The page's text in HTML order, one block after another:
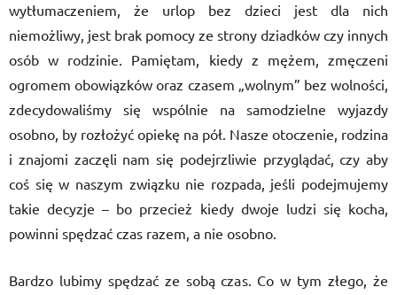
wytłumaczeniem, że urlop bez dzieci jest dla nich
niemożliwy, jest brak pomocy ze strony dziadków czy innych
osób w rodzinie. Pamiętam, kiedy z mężem, zmęczeni
ogromem obowiązków oraz czasem „wolnym” bez wolności,
zdecydowaliśmy się wspólnie na samodzielne wyjazdy
osobno, by rozłożyć opiekę na pół. Nasze otoczenie, rodzina
i znajomi zaczęli nam się podejrzliwie przyglądać, czy aby
coś się w naszym związku nie rozpada, jeśli podejmujemy
takie decyzje – bo przecież kiedy dwoje ludzi się kocha,
powinni spędzać czas razem, a nie osobno.
Bardzo lubimy spędzać ze sobą czas. Co w tym złego, że